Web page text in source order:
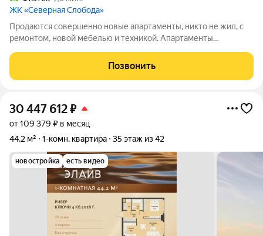
ЖК «Северная Слобода»
Продаются совершенно новые апартаменты, никто не жил, с
ремонтом, новой мебелью и техникой. Апартаменты
относится к огороженному и охраняемому коттеджному
поселку бизнес-класса Северная Слобода.
Позвонить
30 447 612₽
от 109 379 ₽ в месяц
44,2 м²
1-комн. квартира 35 этаж из 42
новостройка есть видео